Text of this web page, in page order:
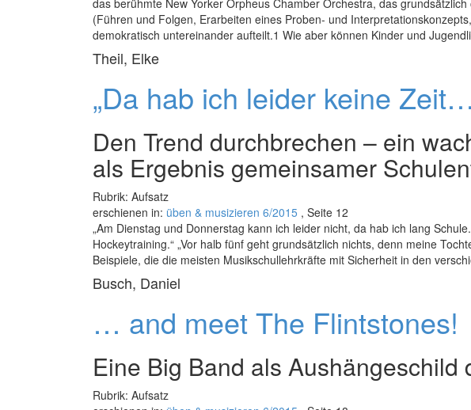
das berühmte New Yorker Orpheus Chamber Orchestra, das
(Führen und Folgen, Erarbeiten eines Proben- und
demokratisch untereinander aufteilt.1 Wie aber können Kinder und
Theil, Elke
„Da hab ich leider keine
Den Trend durchbrechen – ein
als Ergebnis gemeinsamer
Rubrik: Aufsatz
erschienen in: üben & musizieren 6/2015 , Seite 12
„Am Dienstag und Donnerstag kann ich leider nicht, da hab ich lang
Hockeytraining.“ „Vor halb fünf geht grundsätzlich nichts, denn meine
Beispiele, die die meisten Musikschullehrkräfte mit Sicherheit in den
Busch, Daniel
… and meet The Flintstones!
Eine Big Band als Aushängeschild
Rubrik: Aufsatz